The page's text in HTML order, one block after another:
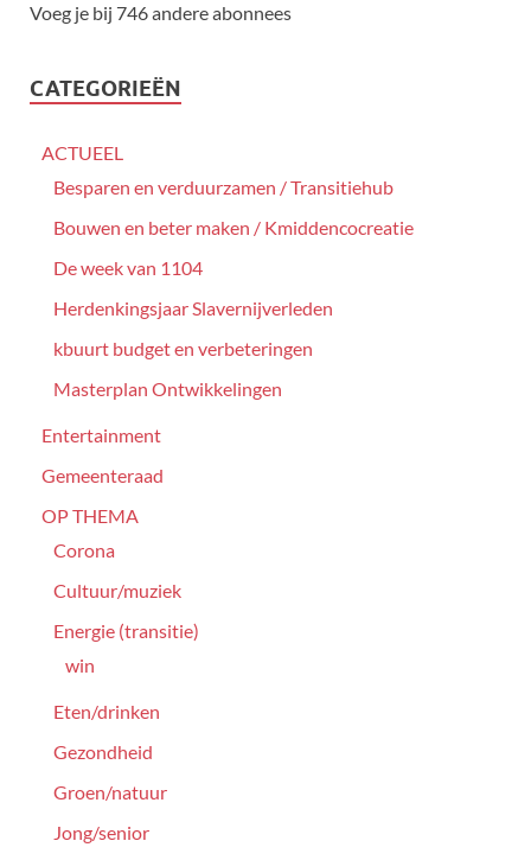
Voeg je bij 746 andere abonnees
CATEGORIEËN
ACTUEEL
Besparen en verduurzamen / Transitiehub
Bouwen en beter maken / Kmiddencocreatie
De week van 1104
Herdenkingsjaar Slavernijverleden
kbuurt budget en verbeteringen
Masterplan Ontwikkelingen
Entertainment
Gemeenteraad
OP THEMA
Corona
Cultuur/muziek
Energie (transitie)
win
Eten/drinken
Gezondheid
Groen/natuur
Jong/senior